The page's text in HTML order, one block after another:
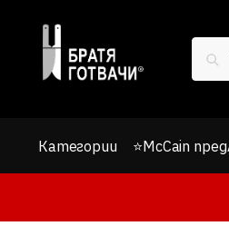
navigation
content
Категории ⭐McCain